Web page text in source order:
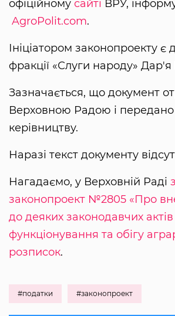
офіційному сайті ВРУ,
AgroPolit.com.
Ініціатором законопроекту є
фракції «Слуги народу» Дар'я
Зазначається, що документ
Верховною Радою і передано
керівництву.
Наразі текст документу
Нагадаємо, у Верховній Раді
законопроект №2805 «Про
до деяких законодавчих
функціонування та обігу
розписок.
#податки #законопроект